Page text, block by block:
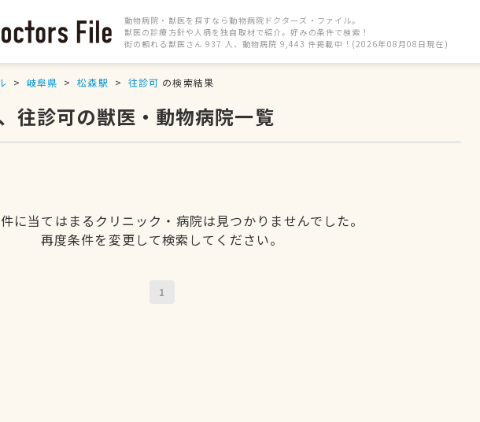
動物病院・獣医を探すなら動物病院ドクターズ・ファイル。
獣医の診療方針や人柄を独自取材で紹介。好みの条件で検索！
街の頼れる獣医さん 937 人、動物病院 9,443 件掲載中！(2026年08月08日現在)
岐阜県 松森駅 往診可 の検索結果
往診可の獣医・動物病院一覧
に当てはまるクリニック・病院は見つかりませんでした。
再度条件を変更して検索してください。
1